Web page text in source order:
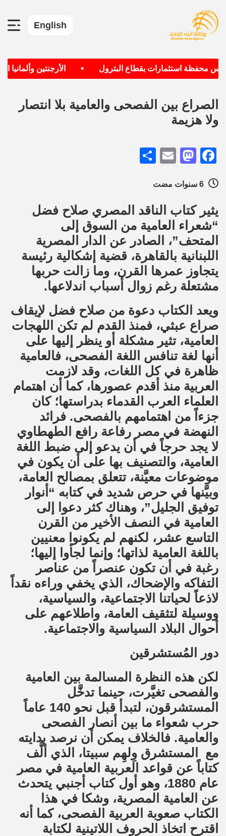
English
محفظة استثمارات بقطاع البترول الأرجنتين وألمانيا
الصراع بين الفصحى والعامية بلا انتصار
ولا هزيمة
Facebook
Mastodon
Email
يثير كتاب الناقد المصري صلاح فضل
“شعراء العامية من السوق إلى
المتحف”، الصادر عن الدار المصرية
اللبنانية بالقاهرة، قضية إشكالية رئيسة
يتجاوز عمرها القرن، وما زالت حربها
مشتعلة رغم زوال أسباب اندلاعها.
ويعد الكتاب دعوة من صلاح فضل لإيقاف
صراع عبثي، فمنذ القدم لم تكن اللهجات
العامية، تثير مشكلة أو ينظر إليها على
أنها لغة تنافس اللغة الفصحى، فالعامية
ظاهرة في كل اللغات، وقد لازمت
العربية منذ أقدم عصورها، كما أن اهتمام
العلماء العرب القدماء بدراستها؛ كان
جزءاً من اهتمامهم بالفصحى. فرائد
النهضة في مصر رفاعة رافع الطهطاوي
لا يجد حرجاً في أن يدعو إلى ضبط اللغة
العامية، والتصنيف بها على أن يكون في
موضوعات معيَّنة، تتعلق بمصالح العامة،
وبيَّنها في حرص شديد في كتابه “أنوار
توفيق الجليل”، وهناك كثر دعوا إلى
العامية في النصف الأخير من القرن
التاسع عشر، لكنهم لم يكونوا معنيين
باللغة العامية لذاتها؛ وإنما لجأوا إليها؛
رغبة في أن تكون عنصراً من عناصر
التفاكه والإضحاك، الذي يخفي وراءه نقداً
لاذعاً لحياتنا الاجتماعية، والسياسية،
ووسيلة لتثقيف العامة، واطلاعهم على
أحوال البلاد السياسية والاجتماعية.
دور المُستشرقين
لكن هذه النظرة المسالمة بين العامية
والفصحى تغيَّرت، حينما تدخَّل
المستشرقون، لتبدأ قبل نحو 140 عاماً
حرب شعواء ما بين أنصار الفصحى
والعامية. فالخلاف يمكن أن نرصد بدايته
مع المستشرق وِلهِم سبيتا، الذي ألَّف
كتاباً عن قواعد العربية العامية في مصر
عام 1880، وهو أول كتاب أجنبي يتحدث
عن العامية المصرية، وشكا في هذا
الكتاب صعوبة العربية الفصحى، كما أنه
اقترح اتخاذ الحروف اللاتينية لكتابة